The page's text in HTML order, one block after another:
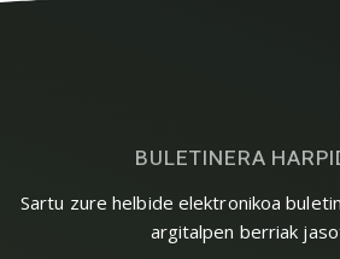
BULETINERA
Sartu zure helbide elektronikoa
argitalpen berriak